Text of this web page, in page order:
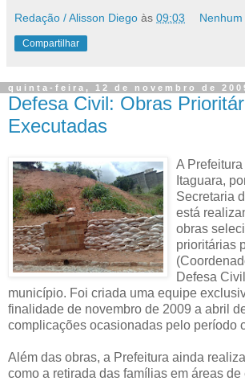
Redação / Alisson Diego às 09:03
Compartilhar
quinta-feira, 12 de novembro de
Defesa Civil: Obras
Executadas
A
Itaguara,
Secretaria
está
obras
prioritárias
Defesa
município. Foi criada uma equipe
finalidade de novembro de 2009 a abril
complicações ocasionadas pelo período
Além das obras, a Prefeitura ainda
como a retirada das famílias em áreas de